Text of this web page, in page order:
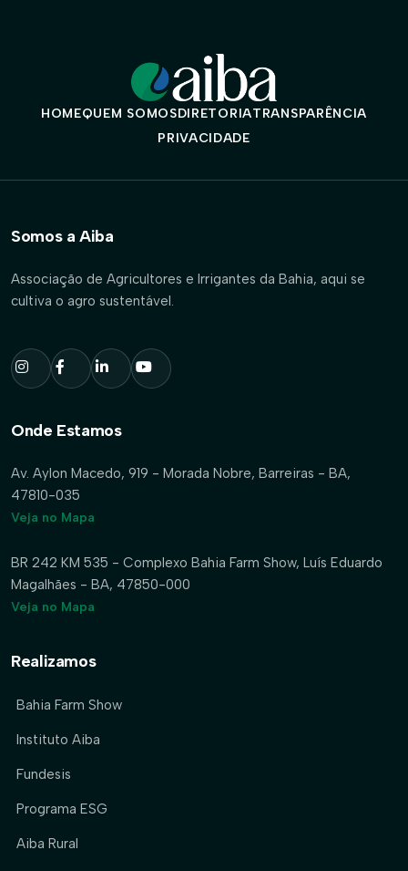
HOMEQUEM SOMOSDIRETORIATRANSPARÊNCIA
PRIVACIDADE
Somos a Aiba
Associação de Agricultores e Irrigantes da Bahia, aqui se
cultiva o agro sustentável.
Onde Estamos
Av. Aylon Macedo, 919 - Morada Nobre, Barreiras - BA,
47810-035
Veja no Mapa
BR 242 KM 535 - Complexo Bahia Farm Show, Luís Eduardo
Magalhães - BA, 47850-000
Veja no Mapa
Realizamos
Bahia Farm Show
Instituto Aiba
Fundesis
Programa ESG
Aiba Rural